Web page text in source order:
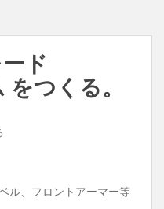
ド
つくる。
ル、フロントアーマー等